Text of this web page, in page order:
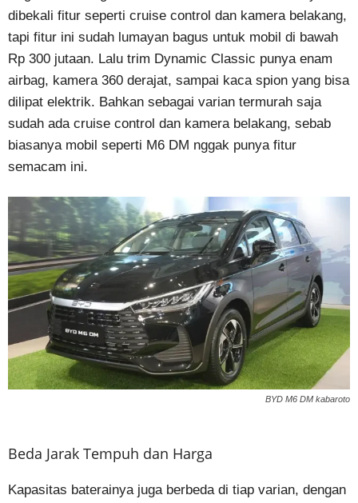
dibekali fitur seperti cruise control dan kamera belakang,
tapi fitur ini sudah lumayan bagus untuk mobil di bawah
Rp 300 jutaan. Lalu trim Dynamic Classic punya enam
airbag, kamera 360 derajat, sampai kaca spion yang bisa
dilipat elektrik. Bahkan sebagai varian termurah saja
sudah ada cruise control dan kamera belakang, sebab
biasanya mobil seperti M6 DM nggak punya fitur
semacam ini.
BYD M6 DM kabaroto
Beda Jarak Tempuh dan Harga
Kapasitas baterainya juga berbeda di tiap varian, dengan